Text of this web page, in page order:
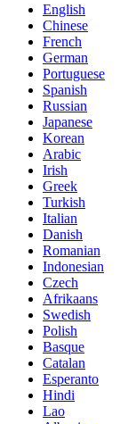
English
Chinese
French
German
Portuguese
Spanish
Russian
Japanese
Korean
Arabic
Irish
Greek
Turkish
Italian
Danish
Romanian
Indonesian
Czech
Afrikaans
Swedish
Polish
Basque
Catalan
Esperanto
Hindi
Lao